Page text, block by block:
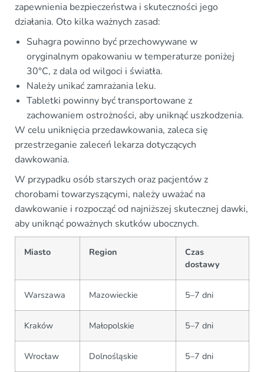
zapewnienia bezpieczeństwa i skuteczności jego
działania. Oto kilka ważnych zasad:
Suhagra powinno być przechowywane w
oryginalnym opakowaniu w temperaturze poniżej
30°C, z dala od wilgoci i światła.
Należy unikać zamrażania leku.
Tabletki powinny być transportowane z
zachowaniem ostrożności, aby uniknąć uszkodzenia.
W celu uniknięcia przedawkowania, zaleca się
przestrzeganie zaleceń lekarza dotyczących
dawkowania.
W przypadku osób starszych oraz pacjentów z
chorobami towarzyszącymi, należy uważać na
dawkowanie i rozpocząć od najniższej skutecznej dawki,
aby uniknąć poważnych skutków ubocznych.
Miasto Region
Czas
dostawy
Warszawa Mazowieckie 5–7 dni
Kraków Małopolskie 5–7 dni
Wrocław Dolnośląskie 5–7 dni